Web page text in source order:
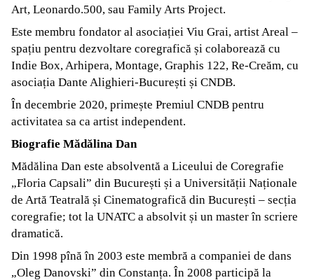
Art, Leonardo.500, sau Family Arts Project.
Este membru fondator al asociației Viu Grai, artist Areal –
spațiu pentru dezvoltare coregrafică și colaborează cu
Indie Box, Arhipera, Montage, Graphis 122, Re-Creăm, cu
asociația Dante Alighieri-București și CNDB.
În decembrie 2020, primește Premiul CNDB pentru
activitatea sa ca artist independent.
Biografie Mădălina Dan
Mădălina Dan este absolventă a Liceului de Coregrafie
„Floria Capsali” din București și a Universității Naționale
de Artă Teatrală și Cinematografică din București – secția
coregrafie; tot la UNATC a absolvit și un master în scriere
dramatică.
Din 1998 pînă în 2003 este membră a companiei de dans
„Oleg Danovski” din Constanța. În 2008 participă la